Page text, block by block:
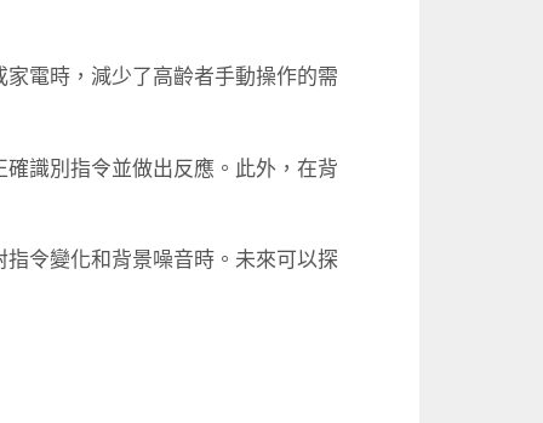
電時， 減少了高齡者手動操作的需
識別指令並做出反應。此外， 在背
令變化和背景噪音時。 未來可以探